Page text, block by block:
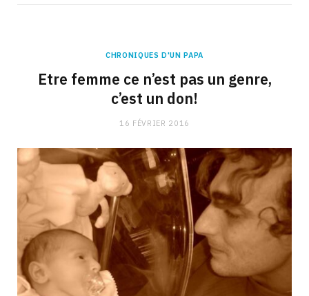
CHRONIQUES D'UN PAPA
Etre femme ce n’est pas un genre,
c’est un don!
16 FÉVRIER 2016